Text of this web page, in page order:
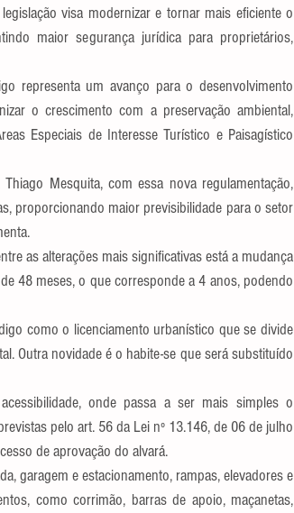
visa modernizar e tornar mais eficiente o
maior segurança jurídica para proprietários,
representa um avanço para o desenvolvimento
o crescimento com a preservação ambiental,
Especiais de Interesse Turístico e Paisagístico
Mesquita, com essa nova regulamentação,
proporcionando maior previsibilidade para o setor
as alterações mais significativas está a mudança
48 meses, o que corresponde a 4 anos, podendo
como o licenciamento urbanístico que se divide
Outra novidade é o habite-se que será substituído
onde passa a ser mais simples o
pelo art. 56 da Lei nº 13.146, de 06 de julho
de aprovação do alvará.
garagem e estacionamento, rampas, elevadores e
como corrimão, barras de apoio, maçanetas,